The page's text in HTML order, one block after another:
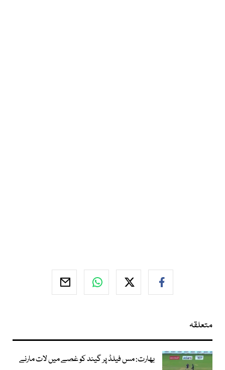
متعلقہ
بھارت: مس فیلڈ پر گیند کو غصے میں لات مارنے